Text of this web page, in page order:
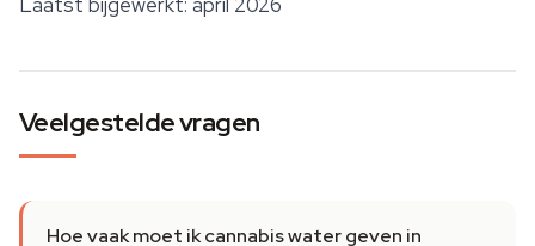
Laatst bijgewerkt: april 2026
Veelgestelde vragen
Hoe vaak moet ik cannabis water geven in